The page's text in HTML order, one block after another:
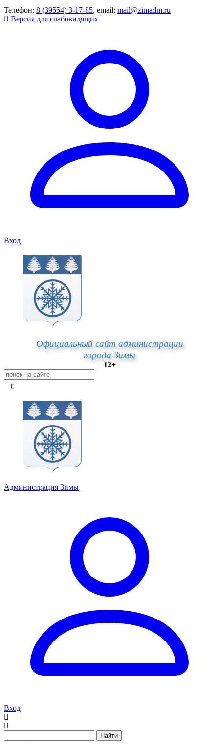
Телефон: 8 (39554) 3-17-85, email: mail@zimadm.ru
Версия для слабовидящих
Вход
Официальный сайт администрации
города Зимы
12+
Администрация Зимы
Вход
Найти